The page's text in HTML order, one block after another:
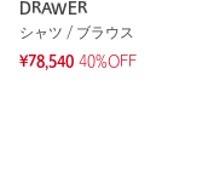
DRAWER
シャツ / ブラウス
¥78,540 40%OFF